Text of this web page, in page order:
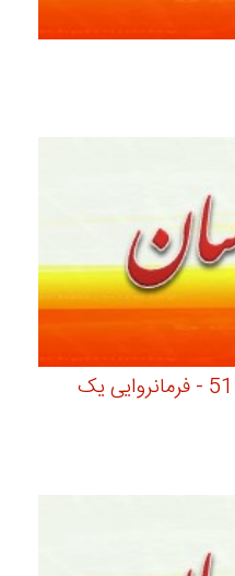
کارتون باب اسفنجی قسمت 51 - فرمانروایی یک